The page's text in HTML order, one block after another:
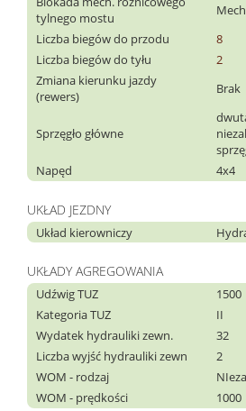
tylnego mostu
Liczba biegów do przodu
8
Liczba biegów do tyłu
2
Zmiana kierunku jazdy
(rewers)
Brak
Sprzęgło główne
Napęd
4x4
UKŁAD JEZDNY
Układ kierowniczy
UKŁADY AGREGOWANIA
Udźwig TUZ
1500
Kategoria TUZ
II
Wydatek hydrauliki zewn.
32
Liczba wyjść hydrauliki zewn
2
WOM - rodzaj
WOM - prędkości
1000